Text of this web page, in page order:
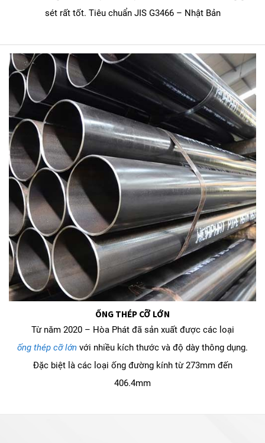
sét rất tốt. Tiêu chuẩn JIS G3466 – Nhật Bản
ỐNG THÉP CỠ LỚN
Từ năm 2020 – Hòa Phát đã sản xuất được các loại
ống thép cỡ lớn với nhiều kích thước và độ dày thông dụng.
Đặc biệt là các loại ống đường kính từ 273mm đến
406.4mm